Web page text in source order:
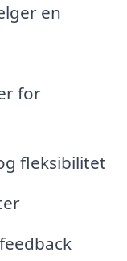
en
for
fleksibilitet